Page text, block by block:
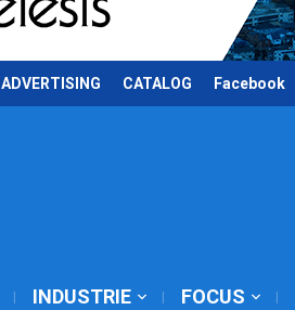
ADVERTISING CATALOG Facebook
INDUSTRIE FOCUS